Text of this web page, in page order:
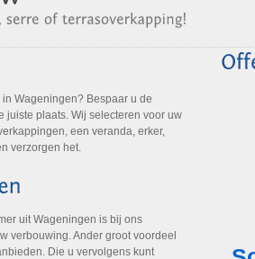
Wageningen? Bespaar u de
juiste plaats. Wij selecteren voor uw
een veranda, erker,
verzorgen het.
uit Wageningen is bij ons
verbouwing. Ander groot voordeel
Die u vervolgens kunt